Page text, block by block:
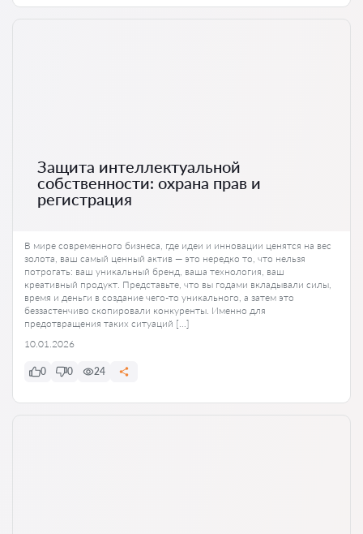
Защита интеллектуальной
собственности: охрана прав и
регистрация
В мире современного бизнеса, где идеи и инновации ценятся на вес
золота, ваш самый ценный актив — это нередко то, что нельзя
потрогать: ваш уникальный бренд, ваша технология, ваш
креативный продукт. Представьте, что вы годами вкладывали силы,
время и деньги в создание чего-то уникального, а затем это
беззастенчиво скопировали конкуренты. Именно для
предотвращения таких ситуаций […]
10.01.2026
0 0 24